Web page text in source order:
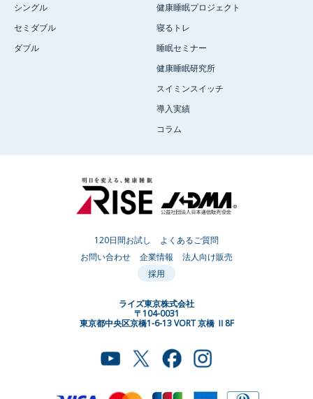
シングル
セミダブル
ダブル
健康睡眠プロジェクト
寝るトレ
睡眠セミナー
健康睡眠研究所
スイミンスイッチ
導入実績
コラム
120日間お試し
よくあるご質問
お問い合わせ
企業情報
法人向け販売
採用
ライズ東京株式会社
〒104-0031
東京都中央区京橋1-6-13 VORT 京橋 Ⅱ8F